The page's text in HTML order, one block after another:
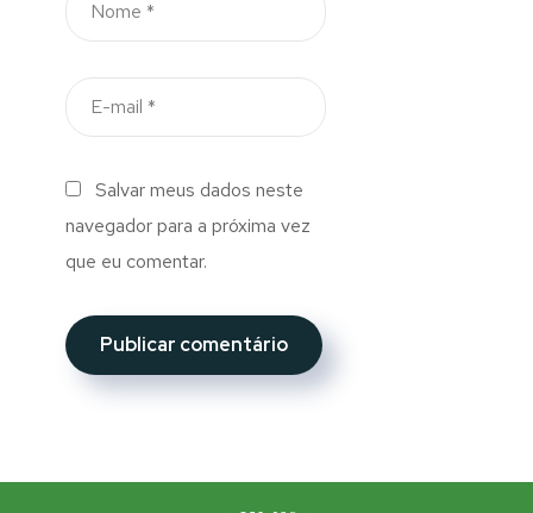
Salvar meus dados neste
navegador para a próxima vez
que eu comentar.